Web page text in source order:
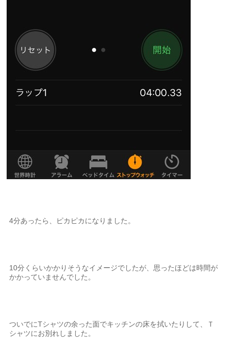
4分あったら、ピカピカになりました。
10分くらいかかりそうなイメージでしたが、思ったほどは時間が
かかっていませんでした。
ついでにTシャツの余った面でキッチンの床を拭いたりして、Ｔ
シャツにお別れしました。